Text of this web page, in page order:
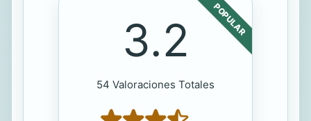
POPULAR
3.2
54 Valoraciones Totales